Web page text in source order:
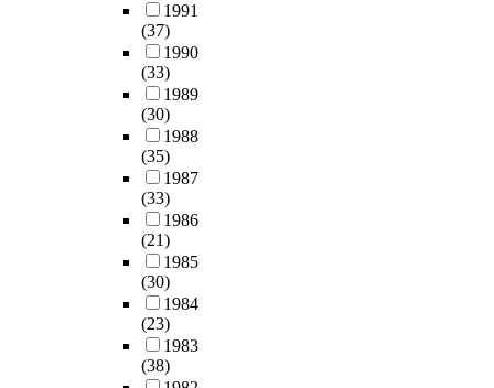
1991
(37)
1990
(33)
1989
(30)
1988
(35)
1987
(33)
1986
(21)
1985
(30)
1984
(23)
1983
(38)